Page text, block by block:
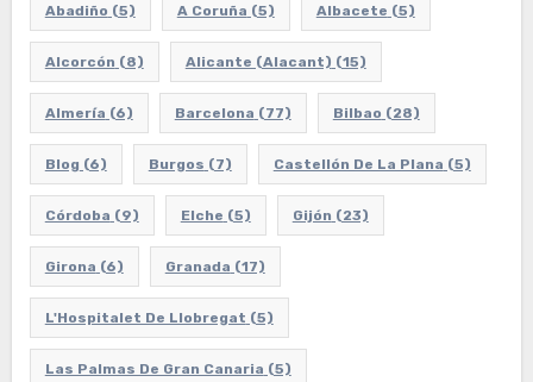
Abadiño (5) A Coruña (5) Albacete (5)
Alcorcón (8) Alicante (Alacant) (15)
Almería (6) Barcelona (77) Bilbao (28)
Blog (6) Burgos (7) Castellón De La Plana (5)
Córdoba (9) Elche (5) Gijón (23)
Girona (6) Granada (17)
L'Hospitalet De Llobregat (5)
Las Palmas De Gran Canaria (5)